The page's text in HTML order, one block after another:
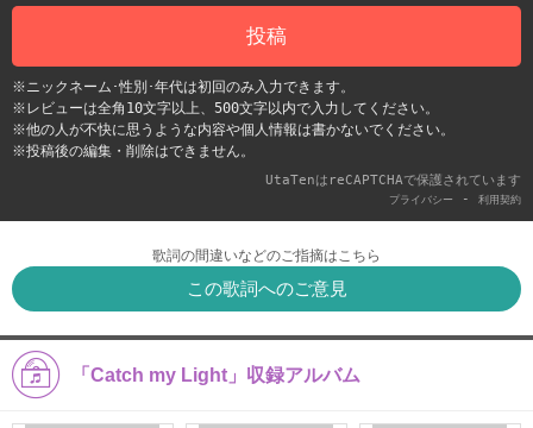
投稿
※ニックネーム･性別･年代は初回のみ入力できます。
※レビューは全角10文字以上、500文字以内で入力してください。
※他の人が不快に思うような内容や個人情報は書かないでください。
※投稿後の編集・削除はできません。
UtaTenはreCAPTCHAで保護されています
プライバシー - 利用契約
歌詞の間違いなどのご指摘はこちら
この歌詞へのご意見
「Catch my Light」収録アルバム